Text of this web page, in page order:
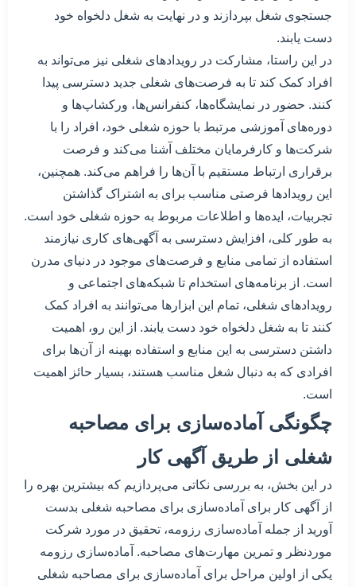
جستجوی شغل بپردازند و در نهایت به شغل دلخواه خود
دست یابند.
در این راستا، مشارکت در رویدادهای شغلی نیز می‌تواند به
افراد کمک کند تا به فرصت‌های شغلی جدید دسترسی پیدا
کنند. حضور در نمایشگاه‌ها، کنفرانس‌ها، ورکشاپ‌ها و
دوره‌های آموزشی مرتبط با حوزه شغلی خود، افراد را با
شرکت‌ها و کارفرمایان مختلف آشنا می‌کند و فرصت
برقراری ارتباط مستقیم با آن‌ها را فراهم می‌کند. همچنین،
این رویدادها فرصتی مناسب برای به اشتراک گذاشتن
تجربیات، ایده‌ها و اطلاعات مربوط به حوزه شغلی خود است.
به طور کلی، افزایش دسترسی به آگهی‌های کاری نیازمند
استفاده از تمامی منابع و فرصت‌های موجود در دنیای مدرن
است. از برنامه‌های استخدام تا شبکه‌های اجتماعی و
رویدادهای شغلی، تمام این ابزارها می‌توانند به افراد کمک
کنند تا به شغل دلخواه خود دست یابند. از این رو، اهمیت
داشتن دسترسی به این منابع و استفاده بهینه از آن‌ها برای
افرادی که به دنبال شغل مناسب هستند، بسیار حائز اهمیت
است.
چگونگی آماده‌سازی برای مصاحبه
شغلی از طریق آگهی کار
در این بخش، به بررسی نکاتی می‌پردازیم که بیشترین بهره را
از آگهی کار برای آماده‌سازی برای مصاحبه شغلی بدست
آورید از جمله آماده‌سازی رزومه، تحقیق در مورد شرکت
موردنظر و تمرین مهارت‌های مصاحبه. آماده‌سازی رزومه
یکی از اولین مراحل برای آماده‌سازی برای مصاحبه شغلی